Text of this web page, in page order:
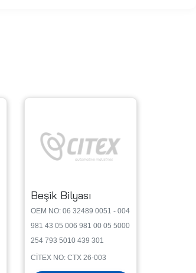
Beşik Bilyası
OEM NO: 06 32489 0051 - 004
981 43 05 006 981 00 05 5000
254 793 5010 439 301
CİTEX NO: CTX 26-003